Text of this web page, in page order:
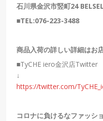
石川県金沢市竪町24
■TEL:076-223-3488
商品入荷の詳しい詳細はお
■TyCHE iero金沢店Twitter
↓
https://twitter.com/
コロナに負けるなファッシ